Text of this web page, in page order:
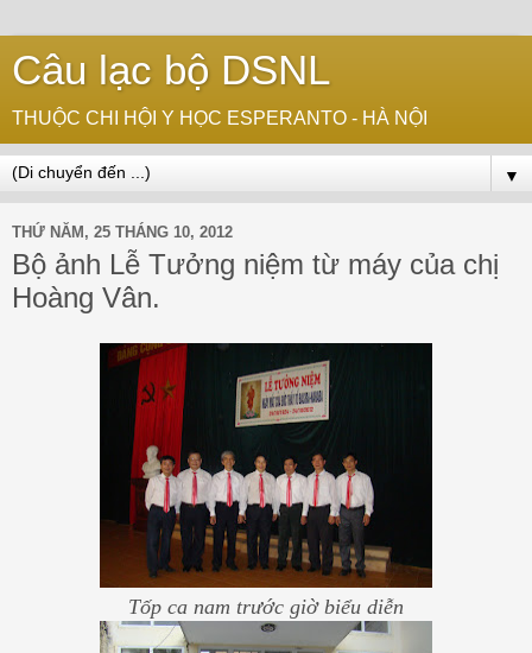
Câu lạc bộ DSNL
THUỘC CHI HỘI Y HỌC ESPERANTO - HÀ NỘI
▼
THỨ NĂM, 25 THÁNG 10, 2012
Bộ ảnh Lễ Tưởng niệm từ máy của chị
Hoàng Vân.
Tốp ca nam trước giờ biểu diễn